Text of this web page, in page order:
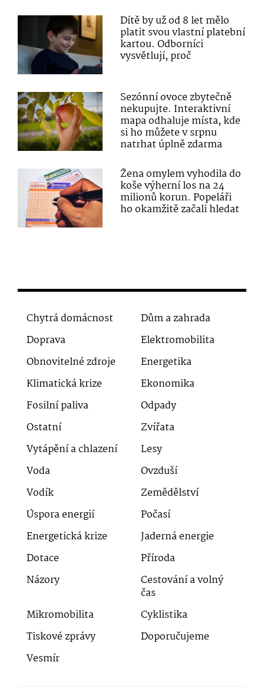
Dítě by už od 8 let mělo
platit svou vlastní platební
kartou. Odborníci
vysvětlují, proč
Sezónní ovoce zbytečně
nekupujte. Interaktivní
mapa odhaluje místa, kde
si ho můžete v srpnu
natrhat úplně zdarma
Žena omylem vyhodila do
koše výherní los na 24
milionů korun. Popeláři
ho okamžitě začali hledat
Chytrá domácnost
Dům a zahrada
Doprava
Elektromobilita
Obnovitelné zdroje
Energetika
Klimatická krize
Ekonomika
Fosilní paliva
Odpady
Ostatní
Zvířata
Vytápění a chlazení
Lesy
Voda
Ovzduší
Vodík
Zemědělství
Úspora energií
Počasí
Energetická krize
Jaderná energie
Dotace
Příroda
Názory
Cestování a volný
čas
Mikromobilita
Cyklistika
Tiskové zprávy
Doporučujeme
Vesmír